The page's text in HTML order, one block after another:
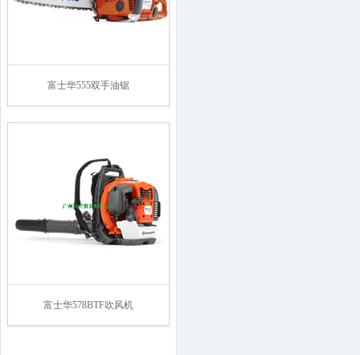
富士华555双手油锯
富士华578BTF吹风机